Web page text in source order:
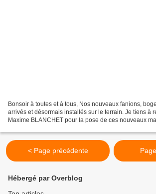
Bonsoir à toutes et à tous, Nos nouveaux fanions,
arrivés et désormais installés sur le terrain. Je tiens à
Maxime BLANCHET pour la pose de ces nouveaux
< Page précédente
Hébergé par Overblog